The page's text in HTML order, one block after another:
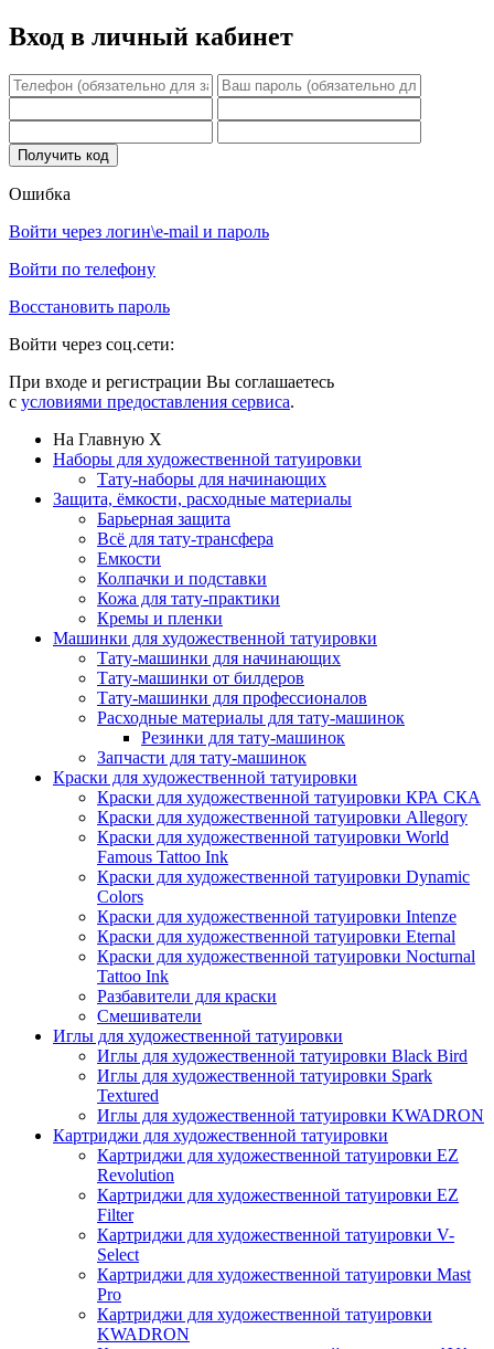
Вход в личный кабинет
Ошибка
Войти через логин\e-mail и пароль
Войти по телефону
Восстановить пароль
Войти через соц.сети:
При входе и регистрации Вы соглашаетесь
с условиями предоставления сервиса.
На Главную X
Наборы для художественной татуировки
Тату-наборы для начинающих
Защита, ёмкости, расходные материалы
Барьерная защита
Всё для тату-трансфера
Емкости
Колпачки и подставки
Кожа для тату-практики
Кремы и пленки
Машинки для художественной татуировки
Тату-машинки для начинающих
Тату-машинки от билдеров
Тату-машинки для профессионалов
Расходные материалы для тату-машинок
Резинки для тату-машинок
Запчасти для тату-машинок
Краски для художественной татуировки
Краски для художественной татуировки КРА СКА
Краски для художественной татуировки Allegory
Краски для художественной татуировки World
Famous Tattoo Ink
Краски для художественной татуировки Dynamic
Colors
Краски для художественной татуировки Intenze
Краски для художественной татуировки Eternal
Краски для художественной татуировки Nocturnal
Tattoo Ink
Разбавители для краски
Смешиватели
Иглы для художественной татуировки
Иглы для художественной татуировки Black Bird
Иглы для художественной татуировки Spark
Textured
Иглы для художественной татуировки KWADRON
Картриджи для художественной татуировки
Картриджи для художественной татуировки EZ
Revolution
Картриджи для художественной татуировки EZ
Filter
Картриджи для художественной татуировки V-
Select
Картриджи для художественной татуировки Mast
Pro
Картриджи для художественной татуировки
KWADRON